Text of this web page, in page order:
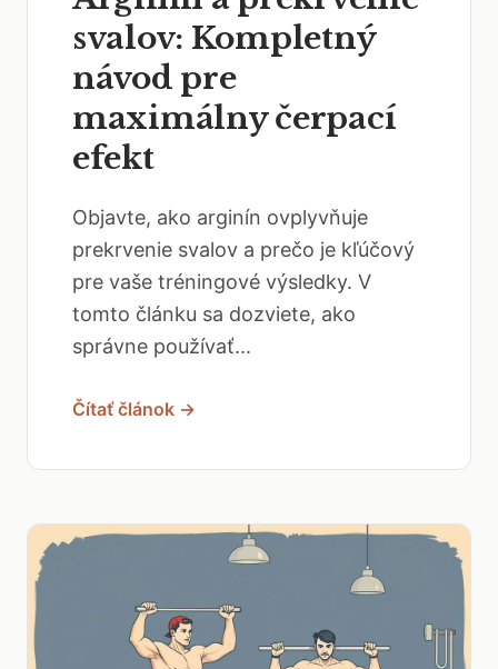
svalov: Kompletný
návod pre
maximálny čerpací
efekt
Objavte, ako arginín ovplyvňuje
prekrvenie svalov a prečo je kľúčový
pre vaše tréningové výsledky. V
tomto článku sa dozviete, ako
správne používať...
Čítať článok →